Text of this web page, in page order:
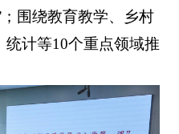
围绕教育教学、乡村
计等10个重点领域推